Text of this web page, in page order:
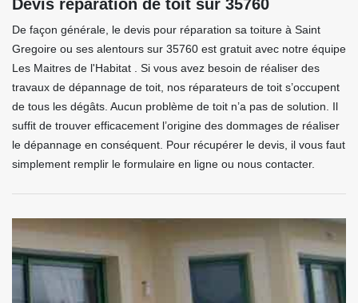
Devis réparation de toit sur 35760
De façon générale, le devis pour réparation sa toiture à Saint
Gregoire ou ses alentours sur 35760 est gratuit avec notre équipe
Les Maitres de l'Habitat . Si vous avez besoin de réaliser des
travaux de dépannage de toit, nos réparateurs de toit s’occupent
de tous les dégâts. Aucun problème de toit n’a pas de solution. Il
suffit de trouver efficacement l’origine des dommages de réaliser
le dépannage en conséquent. Pour récupérer le devis, il vous faut
simplement remplir le formulaire en ligne ou nous contacter.